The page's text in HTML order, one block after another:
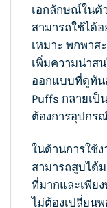
เอกลักษณ์ในตั
สามารถใช้ได้
เหมาะ พกพาส
เพิ่มความน่าส
ออกแบบที่ดูทัน
Puffs กลายเป็
ต้องการอุปกร
ในด้านการใช้
สามารถสูบได้
ที่มากและเพีย
ไม่ต้องเปลี่ยน